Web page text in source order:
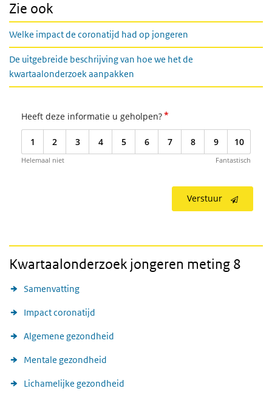
Zie ook
Welke impact de coronatijd had op jongeren
De uitgebreide beschrijving van hoe we het de
kwartaalonderzoek aanpakken
Heeft deze informatie u geholpen?*
1 2 3 4 5 6 7 8 9 10
Helemaal niet Fantastisch
Verstuur
Kwartaalonderzoek jongeren meting 8
Samenvatting
Impact coronatijd
Algemene gezondheid
Mentale gezondheid
Lichamelijke gezondheid